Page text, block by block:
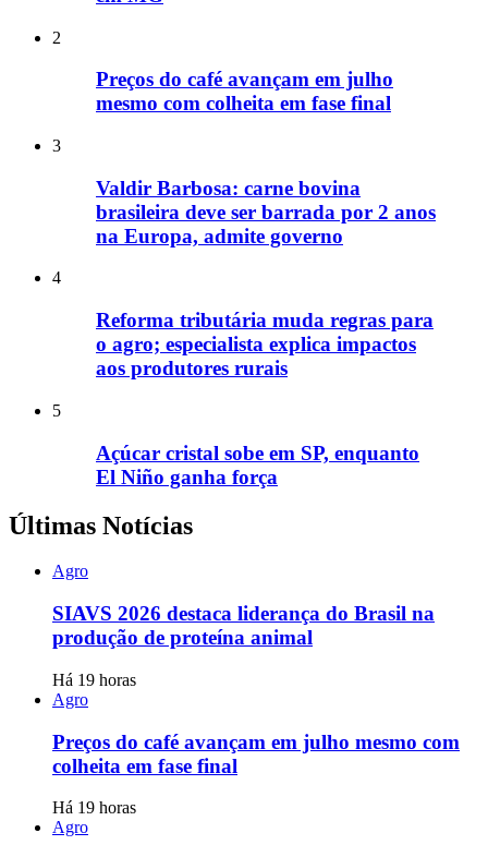
2
Preços do café avançam em julho
mesmo com colheita em fase final
3
Valdir Barbosa: carne bovina
brasileira deve ser barrada por 2 anos
na Europa, admite governo
4
Reforma tributária muda regras para
o agro; especialista explica impactos
aos produtores rurais
5
Açúcar cristal sobe em SP, enquanto
El Niño ganha força
Últimas Notícias
Agro
SIAVS 2026 destaca liderança do Brasil na
produção de proteína animal
Há 19 horas
Agro
Preços do café avançam em julho mesmo com
colheita em fase final
Há 19 horas
Agro